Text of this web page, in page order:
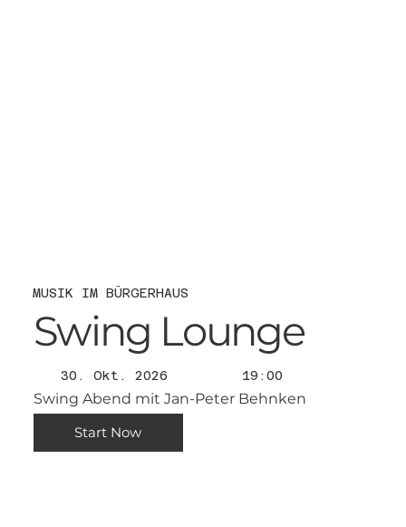
MUSIK IM BÜRGERHAUS
Swing Lounge
30. Okt. 2026 19:00
Swing Abend mit Jan-Peter Behnken
Start Now